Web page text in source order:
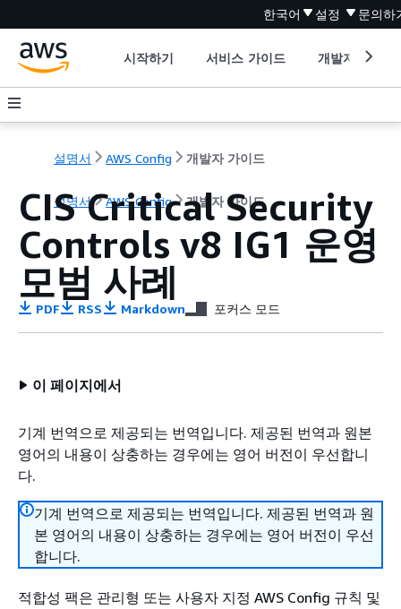
한국어 설정 문의하
시작하기 서비스 가이드 개발자 도구
설명서 AWS Config 개발자 가이드
설명서 AWS Config 개발자 가이드
CIS Critical Security
Controls v8 IG1 운영
모범 사례
PDF RSS Markdown 포커스 모드
이 페이지에서
기계 번역으로 제공되는 번역입니다. 제공된 번역과 원본
영어의 내용이 상충하는 경우에는 영어 버전이 우선합니
다.
기계 번역으로 제공되는 번역입니다. 제공된 번역과 원
본 영어의 내용이 상충하는 경우에는 영어 버전이 우선
합니다.
적합성 팩은 관리형 또는 사용자 지정 AWS Config 규칙 및